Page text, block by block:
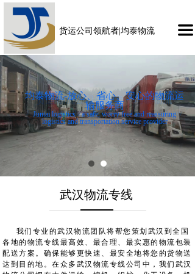
货运公司领航者|均泰物流 끀
货运物流公司领航者—均泰物流
Juntai logistics, the leader of freight logistics company
均泰物流-放心、省心、安心的物流运
输服务商
Juntai logistics - a safe, worry free and reassuring
logistics and transportation service provider
武汉物流专线
我们专业的武汉物流团队将帮您策划武汉到全国
各地的物流专线最高效、最合理、最实惠的物流包装
配送方案。确保能够更快速、最安全地将您的货物送
达到目的地。在众多武汉物流专线公司中，我们武汉